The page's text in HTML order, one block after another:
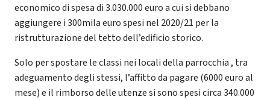
economico di spesa di 3.030.000 euro a cui si debbano
aggiungere i 300mila euro spesi nel 2020/21 per la
ristrutturazione del tetto dell’edificio storico.
Solo per spostare le classi nei locali della parrocchia , tra
adeguamento degli stessi, l’affitto da pagare (6000 euro al
mese) e il rimborso delle utenze si sono spesi circa 340.000